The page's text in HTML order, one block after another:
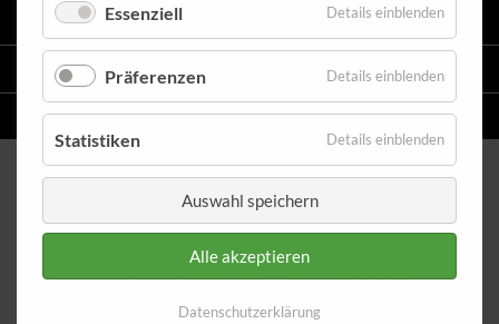
VARIO
STAHLFLEX -LEITUNGSKITS FÜR MOTORRÄDER
EINZELLEITUNGENNACH MASS
Aussengewinde - fest 560
Essenziell Details einblenden
Präferenzen Details einblenden
Statistiken Details einblenden
Auswahl speichern
Alle akzeptieren
Datenschutzerklärung
Verteiler
Katalog